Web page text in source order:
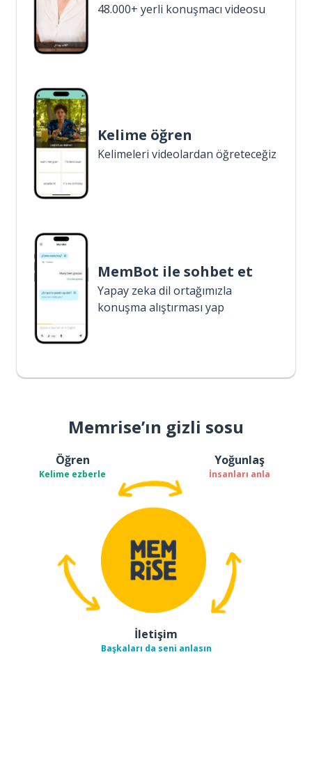
48.000+ yerli konuşmacı videosu
Kelime öğren
Kelimeleri videolardan öğreteceğiz
MemBot ile sohbet et
Yapay zeka dil ortağımızla
konuşma alıştırması yap
Memrise’ın gizli sosu
Öğren
Kelime ezberle
Yoğunlaş
İnsanları anla
İletişim
Başkaları da seni anlasın